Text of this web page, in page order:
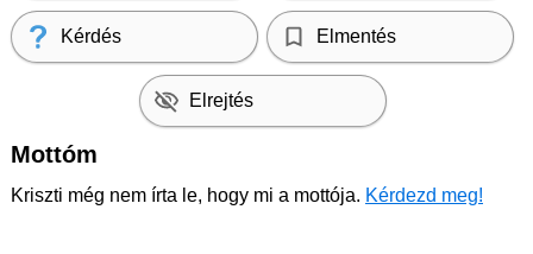
Kérdés Elmentés
Elrejtés
Mottóm
Kriszti még nem írta le, hogy mi a mottója. Kérdezd meg!